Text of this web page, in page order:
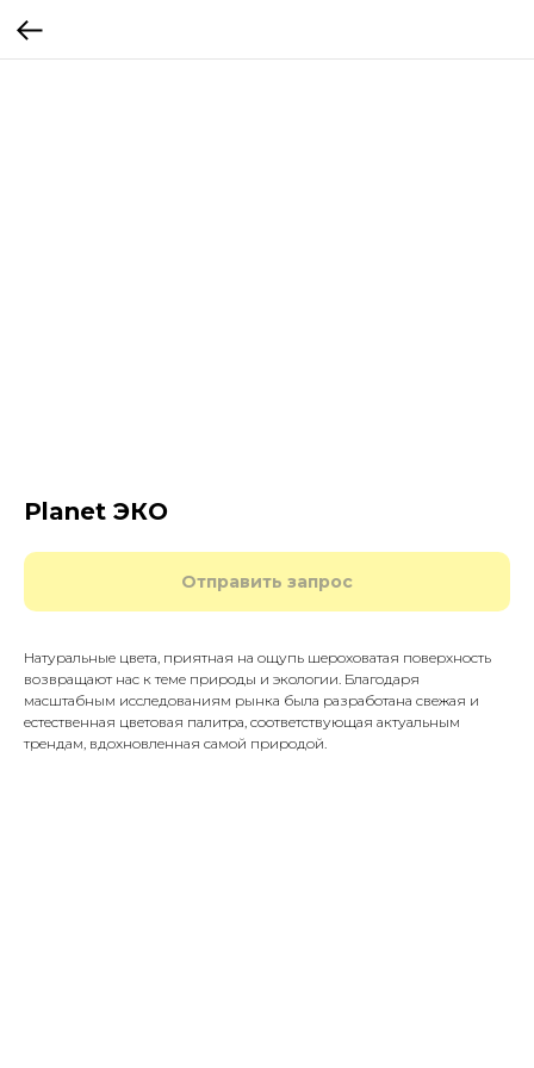
Planet ЭКО
Отправить запрос
Натуральные цвета, приятная на ощупь шероховатая поверхность
возвращают нас к теме природы и экологии. Благодаря
масштабным исследованиям рынка была разработана свежая и
естественная цветовая палитра, соответствующая актуальным
трендам, вдохновленная самой природой.